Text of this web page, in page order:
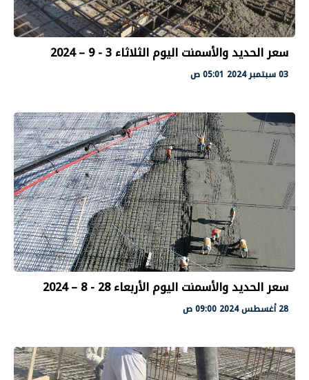
سعر الحديد والأسمنت اليوم الثلاثاء 3 - 9 – 2024
03 سبتمبر 2024 05:01 ص
سعر الحديد والأسمنت اليوم الأربعاء 28 - 8 – 2024
28 أغسطس 2024 09:00 ص